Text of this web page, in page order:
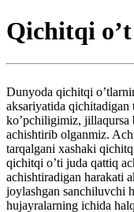
Qichitqi
Dunyoda qichitqi
aksariyatida qichitadigan
ko’pchiligimiz, jillaqursa
achishtirib olganmiz.
tarqalgani xashaki
qichitqi o’ti juda qattiq
achishtiradigan harakati
joylashgan sanchiluvchi
hujayralarning ichida